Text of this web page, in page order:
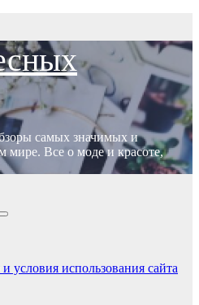
самых значимых и
мире. Все о моде и красоте,
условия использования сайта